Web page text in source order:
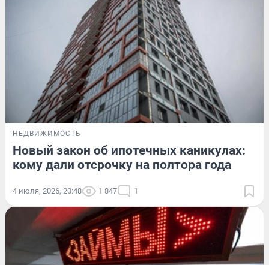
НЕДВИЖИМОСТЬ
Новый закон об ипотечных каникулах:
кому дали отсрочку на полтора года
4 июля, 2026, 20:48 1 847 1